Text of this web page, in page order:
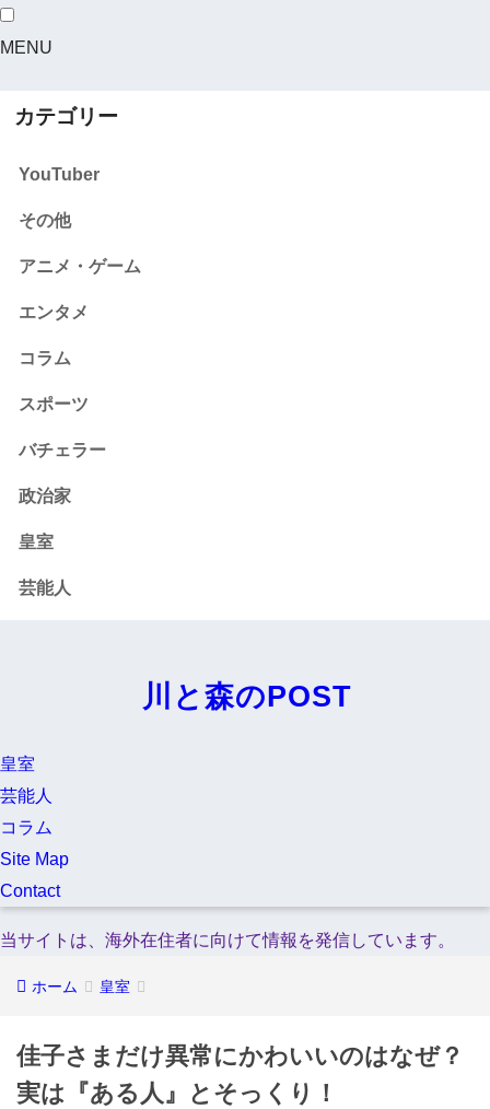
MENU
カテゴリー
YouTuber
その他
アニメ・ゲーム
エンタメ
コラム
スポーツ
バチェラー
政治家
皇室
芸能人
川と森のPOST
皇室
芸能人
コラム
Site Map
Contact
当サイトは、海外在住者に向けて情報を発信しています。
ホーム 皇室
佳子さまだけ異常にかわいいのはなぜ？
実は『ある人』とそっくり！